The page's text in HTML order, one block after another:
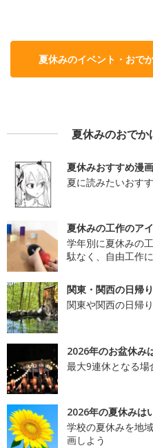
夏休みのイベント・おで
夏休みのおで
夏休みおすすめ漫画
夏に読みたいおす
夏休みの工作のア
学年別に夏休みの
駄なく、自由工作
関東・関西の日帰
関東や関西の日帰
2026年のお盆休み
最大9連休となる場
2026年の夏休みは
学校の夏休みを地
画しよう